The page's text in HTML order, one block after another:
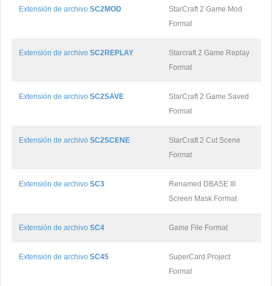
Extensión de archivo SC2MOD
StarCraft 2 Game Mod
Format
Extensión de archivo SC2REPLAY
Starcraft 2 Game Replay
Format
Extensión de archivo SC2SAVE
StarCraft 2 Game Saved
Format
Extensión de archivo SC2SCENE
StarCraft 2 Cut Scene
Format
Extensión de archivo SC3
Renamed DBASE III
Screen Mask Format
Extensión de archivo SC4 Game File Format
Extensión de archivo SC45
SuperCard Project
Format